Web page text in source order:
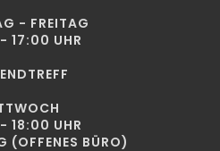
- FREITAG
17:00 UHR
18:00 UHR
(OFFENES BÜRO)